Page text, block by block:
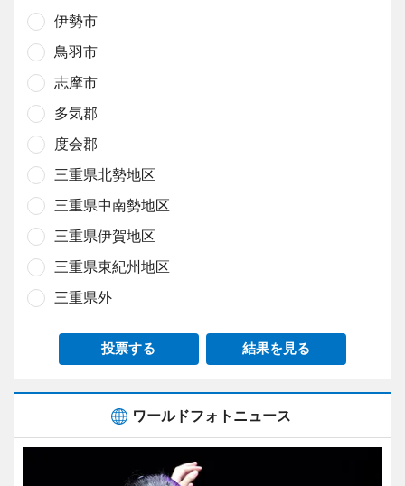
伊勢市
鳥羽市
志摩市
多気郡
度会郡
三重県北勢地区
三重県中南勢地区
三重県伊賀地区
三重県東紀州地区
三重県外
投票する 結果を見る
ワールドフォトニュース